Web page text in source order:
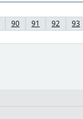
90 91 92 93